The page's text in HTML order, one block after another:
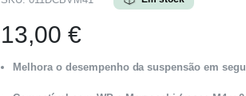
13,00 €
Melhora o desempenho da suspensão em